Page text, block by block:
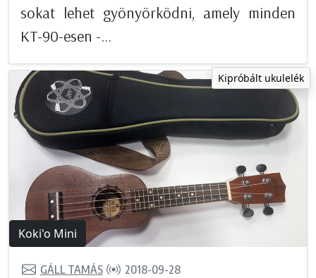
sokat lehet gyönyörködni, amely minden
KT-90-esen -...
Kipróbált ukulelék
Koki'o Mini
GÁLL TAMÁS 2018-09-28